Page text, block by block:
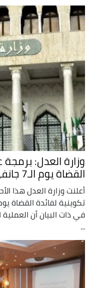
وزارة العدل: برمجة
القضاة يوم الـ7 جانفي
أعلنت وزارة العدل هذا